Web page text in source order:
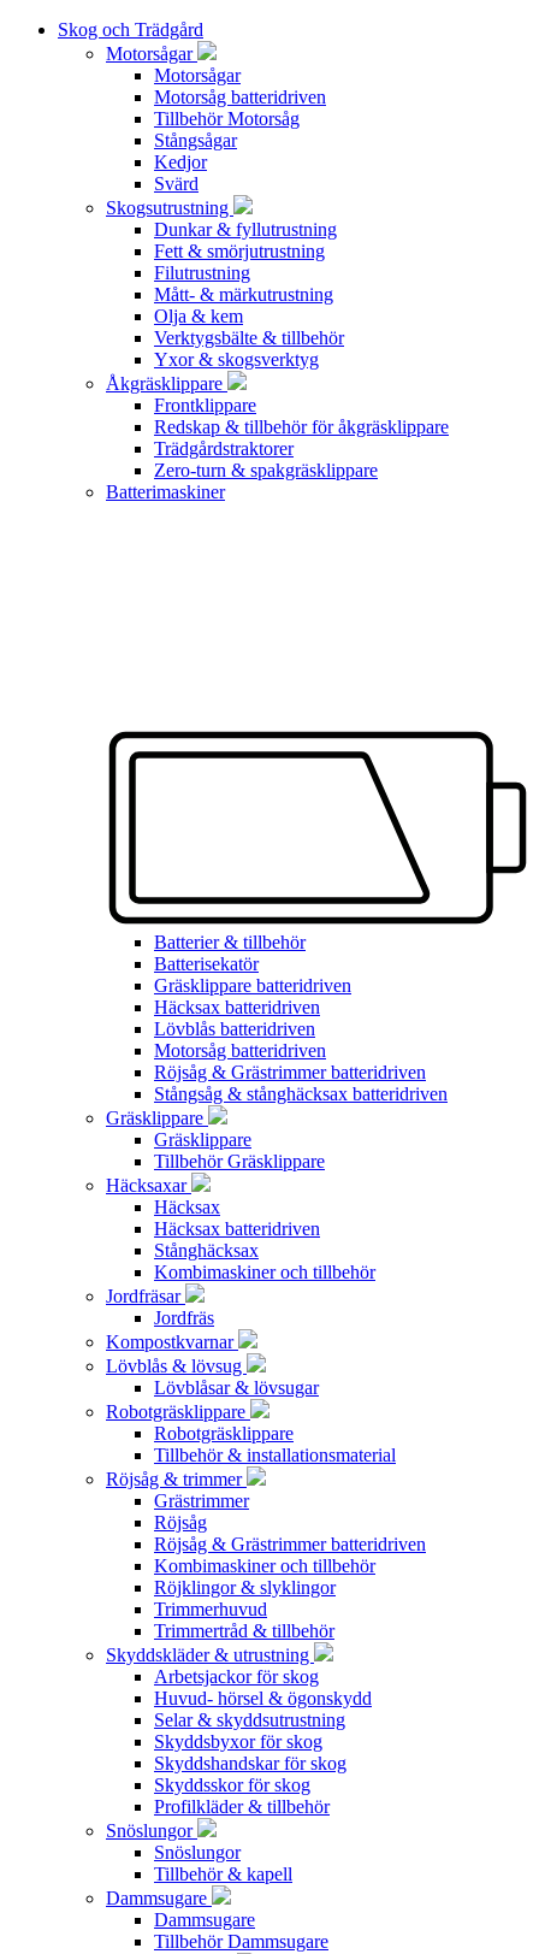
Skog och Trädgård
Motorsågar
Motorsågar
Motorsåg batteridriven
Tillbehör Motorsåg
Stångsågar
Kedjor
Svärd
Skogsutrustning
Dunkar & fyllutrustning
Fett & smörjutrustning
Filutrustning
Mått- & märkutrustning
Olja & kem
Verktygsbälte & tillbehör
Yxor & skogsverktyg
Åkgräsklippare
Frontklippare
Redskap & tillbehör för åkgräsklippare
Trädgårdstraktorer
Zero-turn & spakgräsklippare
Batterimaskiner
Batterier & tillbehör
Batterisekatör
Gräsklippare batteridriven
Häcksax batteridriven
Lövblås batteridriven
Motorsåg batteridriven
Röjsåg & Grästrimmer batteridriven
Stångsåg & stånghäcksax batteridriven
Gräsklippare
Gräsklippare
Tillbehör Gräsklippare
Häcksaxar
Häcksax
Häcksax batteridriven
Stånghäcksax
Kombimaskiner och tillbehör
Jordfräsar
Jordfräs
Kompostkvarnar
Lövblås & lövsug
Lövblåsar & lövsugar
Robotgräsklippare
Robotgräsklippare
Tillbehör & installationsmaterial
Röjsåg & trimmer
Grästrimmer
Röjsåg
Röjsåg & Grästrimmer batteridriven
Kombimaskiner och tillbehör
Röjklingor & slyklingor
Trimmerhuvud
Trimmertråd & tillbehör
Skyddskläder & utrustning
Arbetsjackor för skog
Huvud- hörsel & ögonskydd
Selar & skyddsutrustning
Skyddsbyxor för skog
Skyddshandskar för skog
Skyddsskor för skog
Profilkläder & tillbehör
Snöslungor
Snöslungor
Tillbehör & kapell
Dammsugare
Dammsugare
Tillbehör Dammsugare